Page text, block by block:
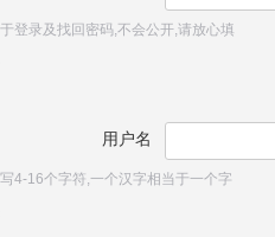
登录及找回密码,不会公开,请放心填
用户名
4-16个字符,一个汉字相当于一个字